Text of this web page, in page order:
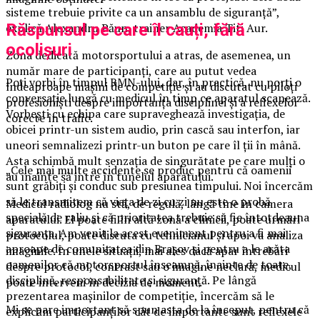
sisteme trebuie privite ca un ansamblu de siguranță”,
explică Alexandru Păun, trainer Academia Titi Aur.
Zona dedicată motorsportului a atras, de asemenea, un
număr mare de participanți, care au putut vedea
îndeaproape mașini de competiție și au discutat cu piloți
profesioniști despre importanța disciplinei și a reflexelor
corecte în trafic.
„Cele mai multe accidente se produc pentru că oamenii
sunt grăbiți și conduc sub presiunea timpului. Noi încercăm
să le transmitem că viața de zi cu zi nu este o probă
specială de raliu și că prioritatea trebuie să fie întotdeauna
siguranța. Am venit la acest eveniment pentru a fi mai
aproape de comunitatea din Brașov și pentru a le arăta
oamenilor că motorsportul înseamnă, înainte de toate,
disciplină, responsabilitate și siguranță. Pe lângă
prezentarea mașinilor de competiție, încercăm să le
explicăm participanților cât de importante sunt reflexele
Răspunsul pe care îl cauți, fără
ocolișuri
Poți vorbi în timpul RMN-ului, dar, în practică, nu porți o
conversație lungă cu medicul în timp ce aparatul scanează.
Vorbești cu echipa care supraveghează investigația, de
obicei printr-un sistem audio, prin cască sau interfon, iar
uneori semnalizezi printr-un buton pe care îl ții în mână.
Asta schimbă mult senzația de singurătate pe care mulți o
au înainte să intre în tunelul aparatului.
Medicul radiolog nu stă, de regulă, lângă tine în camera
aparatului. El poate fi în altă zonă a clinicii, poate urmări
protocolul, poate discuta cu tehnicianul și apoi va analiza
imaginile. În unele situații, mai ales dacă apar întrebări
despre protocol, contrast sau o imagine neclară, medicul
poate interveni în decizia de moment.
Mi se pare important să spun asta de la început, pentru că